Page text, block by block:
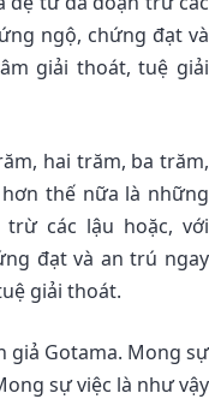
ngộ, chứng đạt và
giải thoát, tuệ giải
hai trăm, ba trăm,
thế nữa là những
trừ các lậu hoặc, với
đạt và an trú ngay
giải thoát.
giả Gotama. Mong sự
sự việc là như vậy